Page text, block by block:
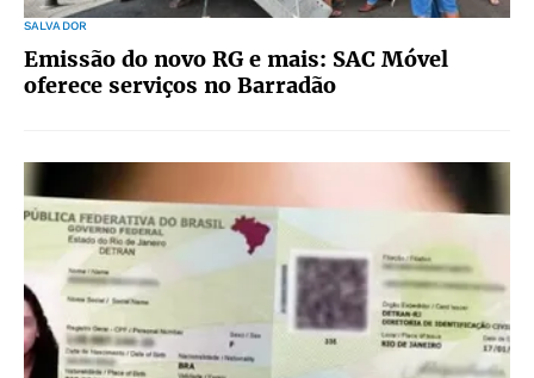
SALVADOR
Emissão do novo RG e mais: SAC Móvel
oferece serviços no Barradão